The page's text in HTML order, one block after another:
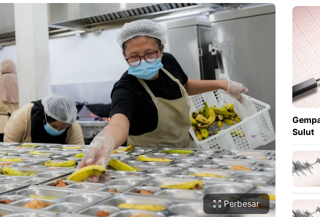
Perbesar
Sulut